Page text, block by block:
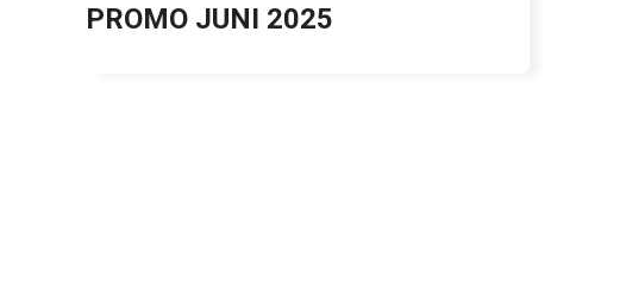
PROMO JUNI 2025